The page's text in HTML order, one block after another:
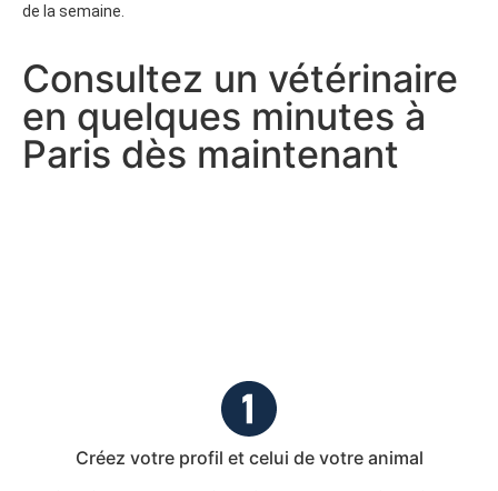
de la semaine.
Consultez un vétérinaire
en quelques minutes à
Paris dès maintenant
Créez votre profil et celui de votre animal